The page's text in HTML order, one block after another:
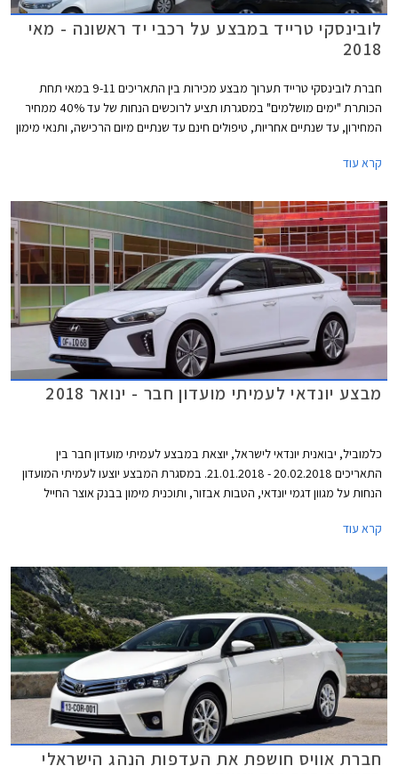
לובינסקי טרייד במבצע על רכבי יד ראשונה - מאי
2018
חברת לובינסקי טרייד תערוך מבצע מכירות בין התאריכים 9-11 במאי תחת
הכותרת "ימים מושלמים" במסגרתו תציע לרוכשים הנחות של עד 40% ממחיר
המחירון, עד שנתיים אחריות, טיפולים חינם עד שנתיים מיום הרכישה, ותנאי מימון
קרא עוד
מבצע יונדאי לעמיתי מועדון חבר - ינואר 2018
כלמוביל, יבואנית יונדאי לישראל, יוצאת במבצע לעמיתי מועדון חבר בין
התאריכים 20.02.2018 - 21.01.2018. במסגרת המבצע יוצעו לעמיתי המועדון
הנחות על מגוון דגמי יונדאי, הטבות אבזור, ותוכנית מימון בבנק אוצר החייל
תכנית המימון חבר ליס. המבצע יערך בכל אולמות התצוגה של יונדאי ברחבי
קרא עוד
חברת אוויס חושפת את העדפות הנהג הישראלי